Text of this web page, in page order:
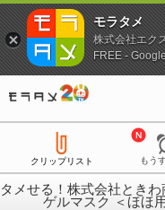
クリップリスト もう
タメせる！株式会社とき
ゲルマスク ＜ほほ
モラタメ
株式会社エク
FREE -